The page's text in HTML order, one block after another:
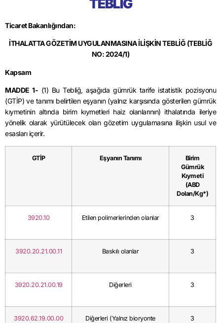
TEBLİĞ
Ticaret Bakanlığından:
İTHALATTA GÖZETİM UYGULANMASINA İLİŞKİN TEBLİĞ (TEBLİĞ
NO: 2024/1)
Kapsam
MADDE 1- (1) Bu Tebliğ, aşağıda gümrük tarife istatistik pozisyonu
(GTİP) ve tanımı belirtilen eşyanın (yalnız karşısında gösterilen gümrük
kıymetinin altında birim kıymetleri haiz olanlarının) ithalatında ileriye
yönelik olarak yürütülecek olan gözetim uygulamasına ilişkin usul ve
esasları içerir.
GTİP Eşyanın Tanımı
Birim
Gümrük
Kıymeti
(ABD
Dolan/Kg*)
3920.10 Etilen polimerlerinden olanlar 3
3920.20.21.00.11 Baskılı olanlar 3
3920.20.21.00.19 Diğerleri 3
3920.62.19.00.00
Diğerleri (Yalnız bioryonte
3